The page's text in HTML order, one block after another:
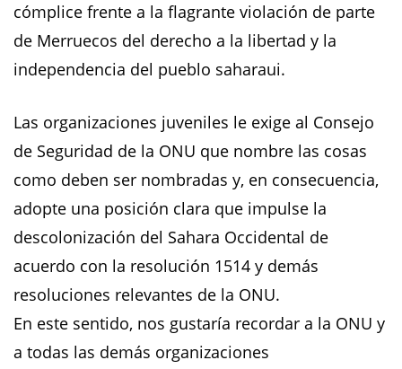
cómplice frente a la flagrante violación de parte
de Merruecos del derecho a la libertad y la
independencia del pueblo saharaui.
Las organizaciones juveniles le exige al Consejo
de Seguridad de la ONU que nombre las cosas
como deben ser nombradas y, en consecuencia,
adopte una posición clara que impulse la
descolonización del Sahara Occidental de
acuerdo con la resolución 1514 y demás
resoluciones relevantes de la ONU.
En este sentido, nos gustaría recordar a la ONU y
a todas las demás organizaciones